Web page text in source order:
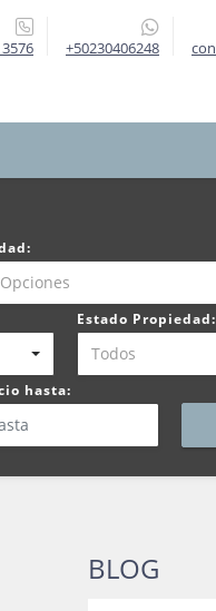
+50230406248
Estado Propiedad:
Todos
hasta:
BLOG